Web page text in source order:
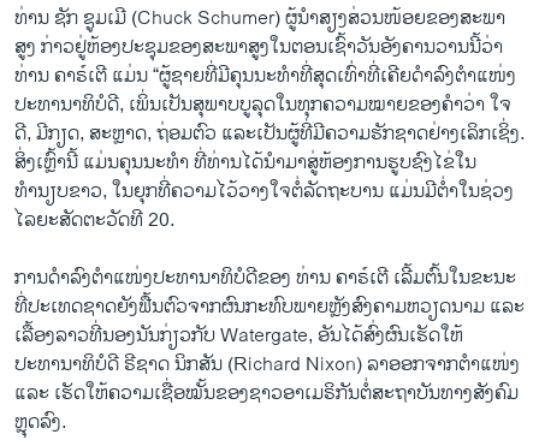
ທ່ານ ຊັກ ຊູມເມີ (Chuck Schumer) ຜູ້ນຳ​ສຽງ​ສ່ວນ​ໜ້ອຍ​ຂອງ​ສະພາ​
ສູງ ກ່າວ​ຢູ່ຫ້ອງປະຊຸມ​ຂອງ​ສະພາ​ສູງ​ໃນຕອນເຊົ້າ​ວັນ​ອັງຄານ​ວານ​ນີ້​ວ່າ
ທ່ານ ຄາຣ໌ເຕີ ​ແມ່ນ “ຜູ້​ຊາຍ​ທີ່​ມີຄຸນນະທໍາ​ທີ່​ສຸດ​ເທົ່າ​ທີ່​ເຄີຍ​ດຳລົງ​ຕຳ​ແໜ່​ງ
ປະທານາທິບໍດີ, ເພິ່ນເປັນສຸພາບບູລຸດໃນທຸກຄວາມໝາຍຂອງຄໍາວ່າ ໃຈ
ດີ, ມີກຽດ, ສະຫຼາດ, ຖ່ອມຕົວ ແລະເປັນຜູ້ທີ່ມີຄວາມຮັກຊາດຢ່າງເລິກເຊິ່ງ.
ສິ່ງເຫຼົ້ານີ້ ແມ່ນຄຸນນະທໍາ ທີ່ທ່ານໄດ້ນໍາມາສູ່ຫ້ອງການຮູບຊົງໄຂ່ໃນ
ທໍານຽບຂາວ, ໃນຍຸກທີ່ຄວາມໄວ້ວາງໃຈຕໍ່ລັດຖະບານ ແມ່ນມີຕໍ່າໃນຊ່ວງ
ໄລຍະສັດຕະວັດທີ 20.
ການດຳລົງຕຳແໜ່ງປະທານາທິບໍດີຂອງ ທ່ານ ຄາຣ໌ເຕີ ເລີ້ມຕົ້ນໃນຂະນະ
ທີ່ປະເທດຊາດຍັງຟື້ນຕົວຈາກຜົນກະທົບພາຍຫຼັງສົງຄາມຫວຽດນາມ ແລະ
ເລື້ອງລາວທີ່ນອງນັນກ່ຽວກັບ Watergate, ອັນໄດ້ສົ່ງຜົນເຮັດໃຫ້
ປະທານາທິບໍດີ ຣີຊາດ ນິກສັນ (Richard Nixon) ລາອອກຈາກຕຳແໜ່ງ
ແລະ ເຮັດໃຫ້ຄວາມເຊື່ອໝັ້ນຂອງຊາວອາເມຣິກັນຕໍ່ສະຖາບັນທາງສັງຄົມ
ຫຼຸດລົງ.